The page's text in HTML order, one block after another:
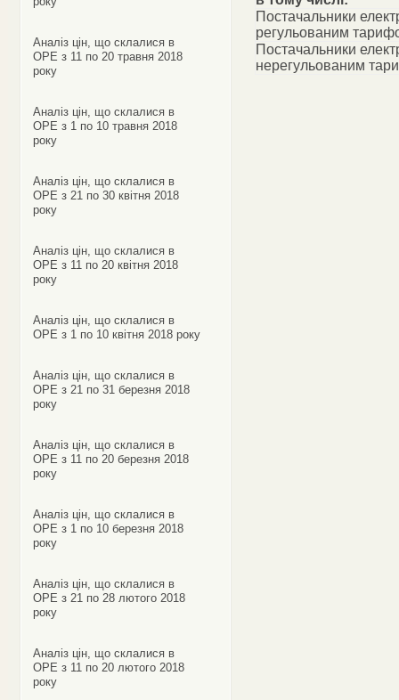
Аналіз цін, що склалися в
ОРЕ з 11 по 20 травня 2018
року
Аналіз цін, що склалися в
ОРЕ з 1 по 10 травня 2018
року
Аналіз цін, що склалися в
ОРЕ з 21 по 30 квітня 2018
року
Аналіз цін, що склалися в
ОРЕ з 11 по 20 квітня 2018
року
Аналіз цін, що склалися в
ОРЕ з 1 по 10 квітня 2018 року
Аналіз цін, що склалися в
ОРЕ з 21 по 31 березня 2018
року
Аналіз цін, що склалися в
ОРЕ з 11 по 20 березня 2018
року
Аналіз цін, що склалися в
ОРЕ з 1 по 10 березня 2018
року
Аналіз цін, що склалися в
ОРЕ з 21 по 28 лютого 2018
року
Аналіз цін, що склалися в
ОРЕ з 11 по 20 лютого 2018
року
Постачальники
регульованим
Постачальники
нерегульованим